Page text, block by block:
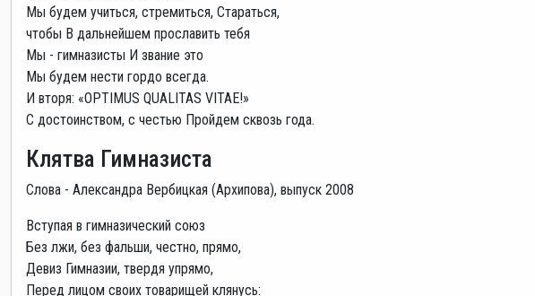
Мы будем учиться, стремиться, Стараться,
чтобы В дальнейшем прославить тебя
Мы - гимназисты И звание это
Мы будем нести гордо всегда.
И вторя: «OPTIMUS QUALITAS VITAE!»
С достоинством, с честью Пройдем сквозь года.
Клятва Гимназиста
Слова - Александра Вербицкая (Архипова), выпуск 2008
Вступая в гимназический союз
Без лжи, без фальши, честно, прямо,
Девиз Гимназии, твердя упрямо,
Перед лицом своих товарищей клянусь: